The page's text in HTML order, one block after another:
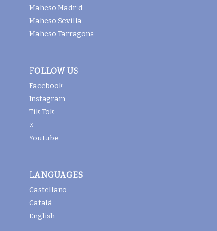
Maheso Madrid
Maheso Sevilla
Maheso Tarragona
FOLLOW US
Facebook
Instagram
Tik Tok
X
Youtube
LANGUAGES
Castellano
Català
English